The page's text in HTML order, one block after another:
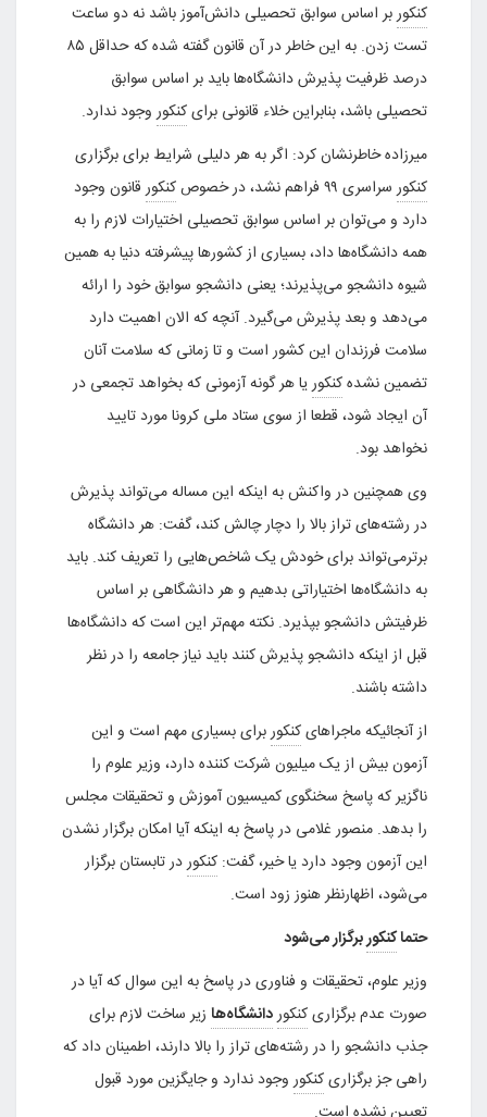
کنکوربر اساس سوابق تحصیلی دانش‌آموز باشد نه دو ساعت
تست زدن. به این خاطر در آن قانون گفته شده که حداقل ۸۵
درصد ظرفیت پذیرش دانشگاه‌ها باید بر اساس سوابق
تحصیلی باشد، بنابراین خلاء قانونی برایکنکوروجود ندارد.
میرزاده خاطرنشان کرد: اگر به هر دلیلی شرایط برای برگزاری
کنکورسراسری ۹۹ فراهم نشد، در خصوص کنکورقانون وجود
دارد و می‌توان بر اساس سوابق تحصیلی اختیارات لازم را به
همه دانشگاه‌ها داد، بسیاری از کشور‌ها پیشرفته دنیا به همین
شیوه دانشجو می‌پذیرند؛ یعنی دانشجو سوابق خود را ارائه
می‌دهد و بعد پذیرش می‌گیرد. آنچه که الان اهمیت دارد
سلامت فرزندان این کشور است و تا زمانی که سلامت آنان
تضمین نشدهکنکوریا هر گونه آزمونی که بخواهد تجمعی در
آن ایجاد شود، قطعا از سوی ستاد ملی کرونا مورد تایید
نخواهد بود.
وی همچنین در واکنش به اینکه این مساله می‌تواند پذیرش
در رشته‌های تراز بالا را دچار چالش کند، گفت: هر دانشگاه
برترمی‌تواند برای خودش یک شاخص‌هایی را تعریف کند. باید
به دانشگاه‌ها اختیاراتی بدهیم و هر دانشگاهی بر اساس
ظرفیتش دانشجو بپذیرد. نکته مهم‌تر این است که دانشگاه‌ها
قبل از اینکه دانشجو پذیرش کنند باید نیاز جامعه را در نظر
داشته باشند.
از آنجائیکه ماجرا‌هایکنکوربرای بسیاری مهم است و این
آزمون بیش از یک میلیون شرکت کننده دارد، وزیر علوم را
ناگزیر که پاسخ سخنگوی کمیسیون آموزش و تحقیقات مجلس
را بدهد. منصور غلامی در پاسخ به اینکه آیا امکان برگزار نشدن
این آزمون وجود دارد یا خیر، گفت: کنکوردر تابستان برگزار
می‌شود، اظهارنظر هنوز زود است.
حتماکنکوربرگزار می‌شود
وزیر علوم، تحقیقات و فناوری در پاسخ به این سوال که آیا در
صورت عدم برگزاریکنکوردانشگاه‌ها زیر ساخت لازم برای
جذب دانشجو را در رشته‌های تراز را بالا دارند، اطمینان داد که
راهی جز برگزاریکنکوروجود ندارد و جایگزین مورد قبول